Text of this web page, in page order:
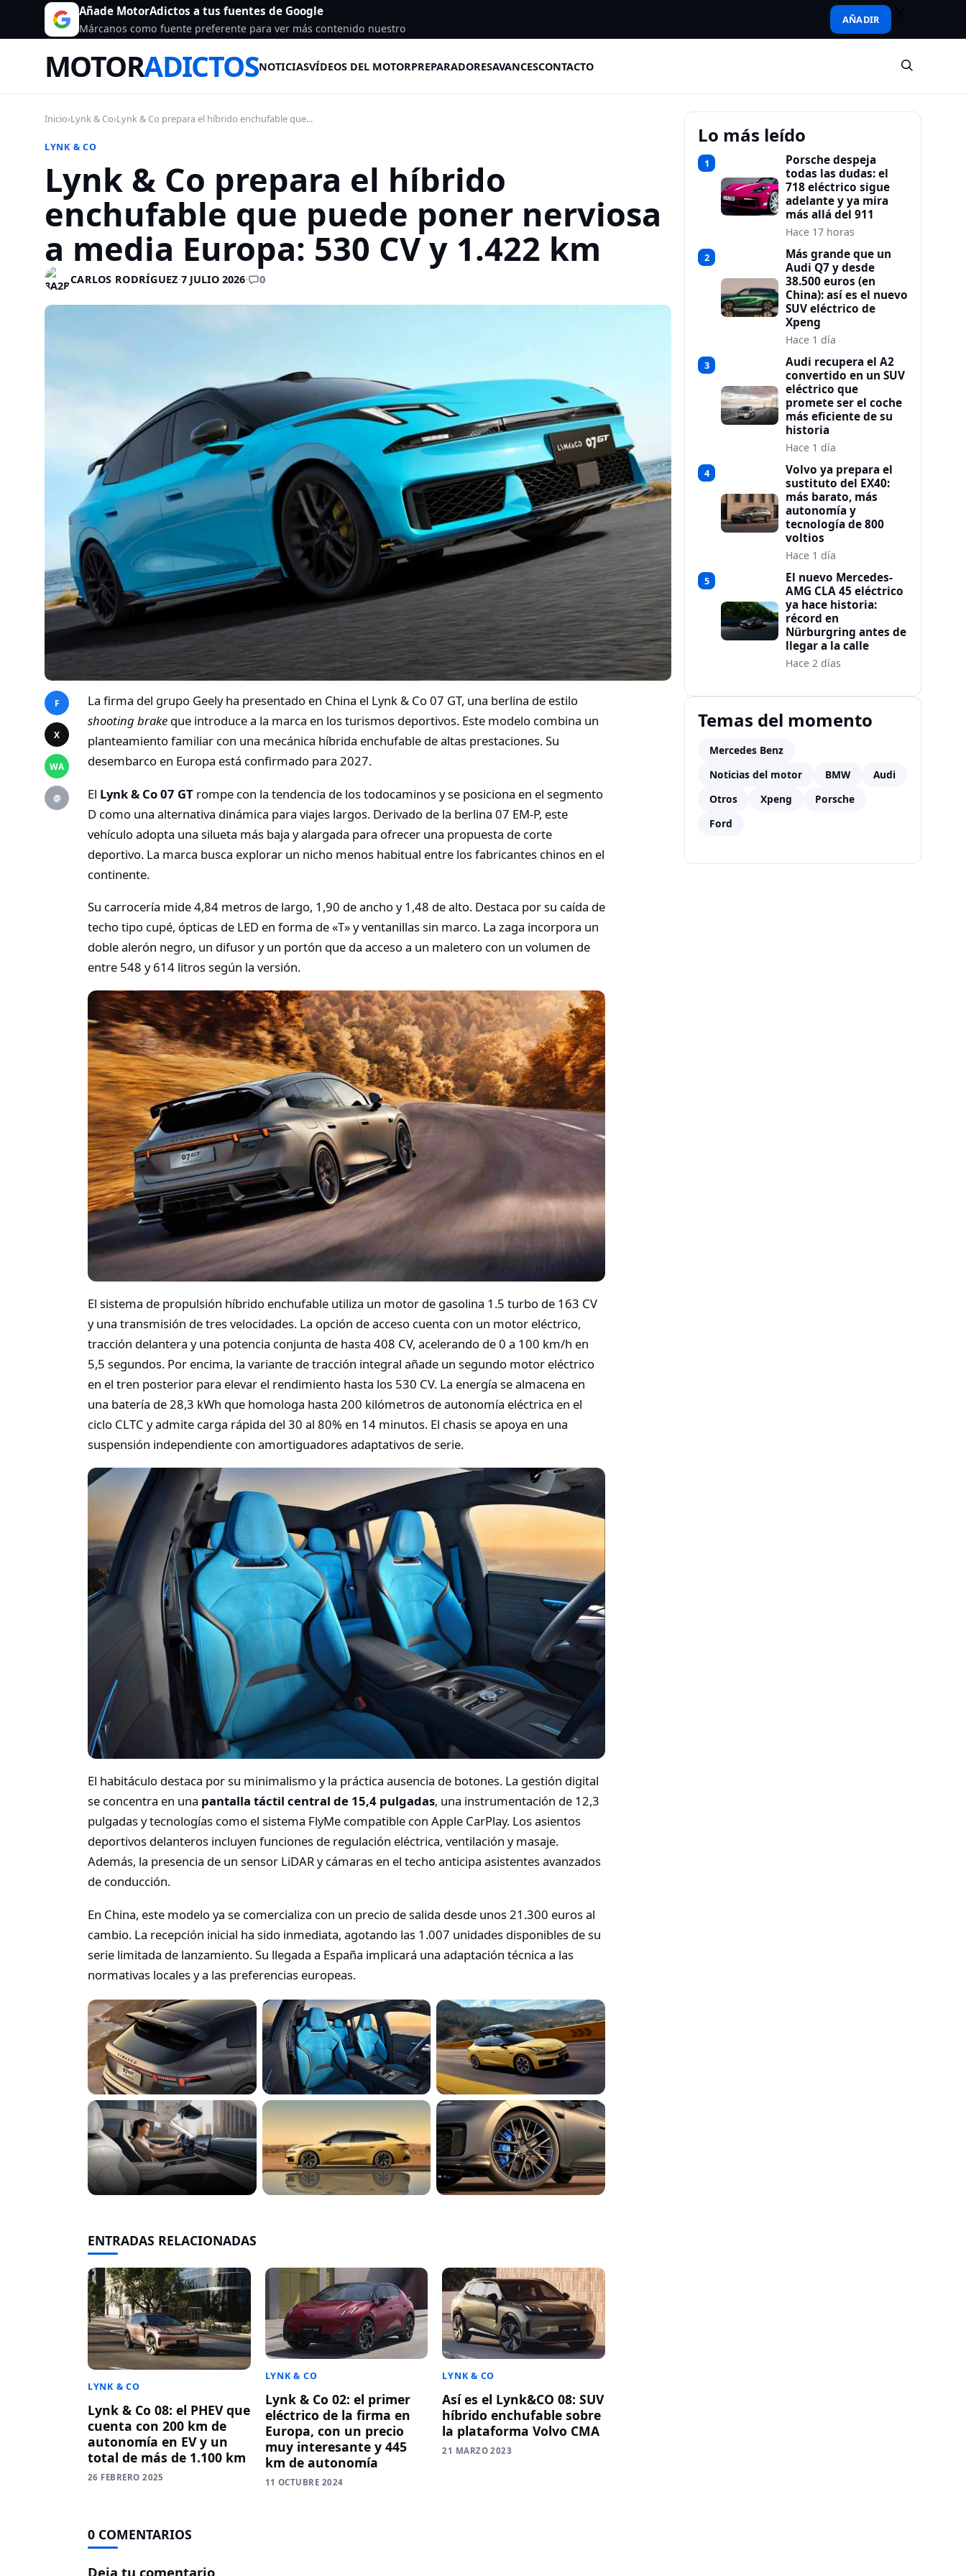
Añade MotorAdictos a tus fuentes de Google
Márcanos como fuente preferente para ver más contenido nuestro
AÑADIR
MOTORADICTOSNOTICIASVÍDEOS DEL MOTORPREPARADORESAVANCESCONTACTO
Inicio›Lynk & Co›Lynk & Co prepara el híbrido enchufable que...
LYNK & CO
Lynk & Co prepara el híbrido
enchufable que puede poner nerviosa
a media Europa: 530 CV y 1.422 km
CARLOS RODRÍGUEZ·7 JULIO 2026· 0
F
X
WA
@
La firma del grupo Geely ha presentado en China el Lynk & Co 07 GT, una berlina de estilo
shooting brake que introduce a la marca en los turismos deportivos. Este modelo combina un
planteamiento familiar con una mecánica híbrida enchufable de altas prestaciones. Su
desembarco en Europa está confirmado para 2027.
El Lynk & Co 07 GT rompe con la tendencia de los todocaminos y se posiciona en el segmento
D como una alternativa dinámica para viajes largos. Derivado de la berlina 07 EM-P, este
vehículo adopta una silueta más baja y alargada para ofrecer una propuesta de corte
deportivo. La marca busca explorar un nicho menos habitual entre los fabricantes chinos en el
continente.
Su carrocería mide 4,84 metros de largo, 1,90 de ancho y 1,48 de alto. Destaca por su caída de
techo tipo cupé, ópticas de LED en forma de «T» y ventanillas sin marco. La zaga incorpora un
doble alerón negro, un difusor y un portón que da acceso a un maletero con un volumen de
entre 548 y 614 litros según la versión.
El sistema de propulsión híbrido enchufable utiliza un motor de gasolina 1.5 turbo de 163 CV
y una transmisión de tres velocidades. La opción de acceso cuenta con un motor eléctrico,
tracción delantera y una potencia conjunta de hasta 408 CV, acelerando de 0 a 100 km/h en
5,5 segundos. Por encima, la variante de tracción integral añade un segundo motor eléctrico
en el tren posterior para elevar el rendimiento hasta los 530 CV. La energía se almacena en
una batería de 28,3 kWh que homologa hasta 200 kilómetros de autonomía eléctrica en el
ciclo CLTC y admite carga rápida del 30 al 80% en 14 minutos. El chasis se apoya en una
suspensión independiente con amortiguadores adaptativos de serie.
El habitáculo destaca por su minimalismo y la práctica ausencia de botones. La gestión digital
se concentra en una pantalla táctil central de 15,4 pulgadas, una instrumentación de 12,3
pulgadas y tecnologías como el sistema FlyMe compatible con Apple CarPlay. Los asientos
deportivos delanteros incluyen funciones de regulación eléctrica, ventilación y masaje.
Además, la presencia de un sensor LiDAR y cámaras en el techo anticipa asistentes avanzados
de conducción.
En China, este modelo ya se comercializa con un precio de salida desde unos 21.300 euros al
cambio. La recepción inicial ha sido inmediata, agotando las 1.007 unidades disponibles de su
serie limitada de lanzamiento. Su llegada a España implicará una adaptación técnica a las
normativas locales y a las preferencias europeas.
ENTRADAS RELACIONADAS
LYNK & CO
Lynk & Co 08: el PHEV que
cuenta con 200 km de
autonomía en EV y un
total de más de 1.100 km
26 FEBRERO 2025
LYNK & CO
Lynk & Co 02: el primer
eléctrico de la firma en
Europa, con un precio
muy interesante y 445
km de autonomía
11 OCTUBRE 2024
LYNK & CO
Así es el Lynk&CO 08: SUV
híbrido enchufable sobre
la plataforma Volvo CMA
21 MARZO 2023
0 COMENTARIOS
Deja tu comentario
Lo más leído
1
Porsche despeja
todas las dudas: el
718 eléctrico sigue
adelante y ya mira
más allá del 911
Hace 17 horas
2
Más grande que un
Audi Q7 y desde
38.500 euros (en
China): así es el nuevo
SUV eléctrico de
Xpeng
Hace 1 día
3
Audi recupera el A2
convertido en un SUV
eléctrico que
promete ser el coche
más eficiente de su
historia
Hace 1 día
4
Volvo ya prepara el
sustituto del EX40:
más barato, más
autonomía y
tecnología de 800
voltios
Hace 1 día
5
El nuevo Mercedes-
AMG CLA 45 eléctrico
ya hace historia:
récord en
Nürburgring antes de
llegar a la calle
Hace 2 días
Temas del momento
Mercedes Benz
Noticias del motor
BMW
Audi
Otros
Xpeng
Porsche
Ford